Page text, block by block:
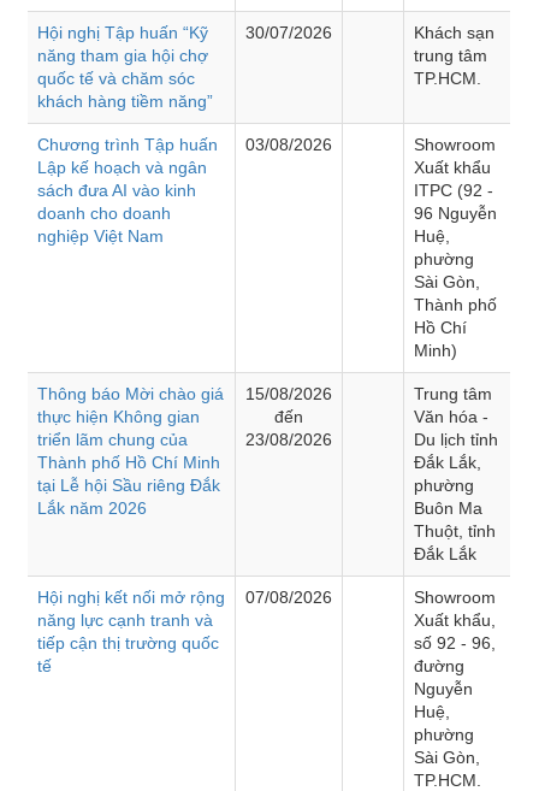
Hội nghị Tập huấn “Kỹ
năng tham gia hội chợ
quốc tế và chăm sóc
khách hàng tiềm năng”
30/07/2026
Khách sạn
trung tâm
TP.HCM.
Chương trình Tập huấn
Lập kế hoạch và ngân
sách đưa AI vào kinh
doanh cho doanh
nghiệp Việt Nam
03/08/2026
Showroom
Xuất khẩu
ITPC (92 -
96 Nguyễn
Huệ,
phường
Sài Gòn,
Thành phố
Hồ Chí
Minh)
Thông báo Mời chào giá
thực hiện Không gian
triển lãm chung của
Thành phố Hồ Chí Minh
tại Lễ hội Sầu riêng Đắk
Lắk năm 2026
15/08/2026
đến
23/08/2026
Trung tâm
Văn hóa -
Du lịch tỉnh
Đắk Lắk,
phường
Buôn Ma
Thuột, tỉnh
Đắk Lắk
Hội nghị kết nối mở rộng
năng lực cạnh tranh và
tiếp cận thị trường quốc
tế
07/08/2026
Showroom
Xuất khẩu,
số 92 - 96,
đường
Nguyễn
Huệ,
phường
Sài Gòn,
TP.HCM.